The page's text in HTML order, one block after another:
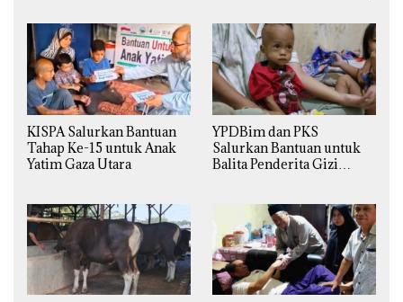
KISPA Salurkan Bantuan
Tahap Ke-15 untuk Anak
Yatim Gaza Utara
YPDBim dan PKS
Salurkan Bantuan untuk
Balita Penderita Gizi